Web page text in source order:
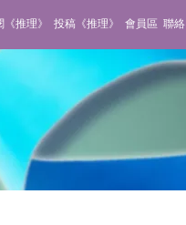
《推理》 投稿《推理》 會員區 聯絡